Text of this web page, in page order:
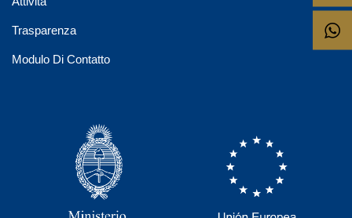
Trasparenza
Modulo Di Contatto